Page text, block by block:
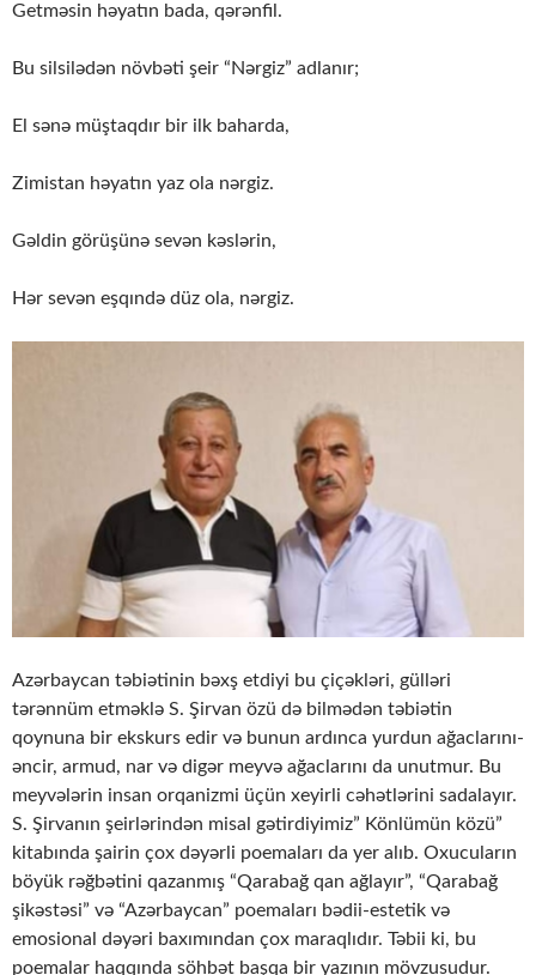
Getməsin həyatın bada, qərənfil.
Bu silsilədən növbəti şeir “Nərgiz” adlanır;
El sənə müştaqdır bir ilk baharda,
Zimistan həyatın yaz ola nərgiz.
Gəldin görüşünə sevən kəslərin,
Hər sevən eşqındə düz ola, nərgiz.
Azərbaycan təbiətinin bəxş etdiyi bu çiçəkləri, gülləri
tərənnüm etməklə S. Şirvan özü də bilmədən təbiətin
qoynuna bir ekskurs edir və bunun ardınca yurdun ağaclarını-
əncir, armud, nar və digər meyvə ağaclarını da unutmur. Bu
meyvələrin insan orqanizmi üçün xeyirli cəhətlərini sadalayır.
S. Şirvanın şeirlərindən misal gətirdiyimiz” Könlümün közü”
kitabında şairin çox dəyərli poemaları da yer alıb. Oxucuların
böyük rəğbətini qazanmış “Qarabağ qan ağlayır”, “Qarabağ
şikəstəsi” və “Azərbaycan” poemaları bədii-estetik və
emosional dəyəri baxımından çox maraqlıdır. Təbii ki, bu
poemalar haqqında söhbət başqa bir yazının mövzusudur.